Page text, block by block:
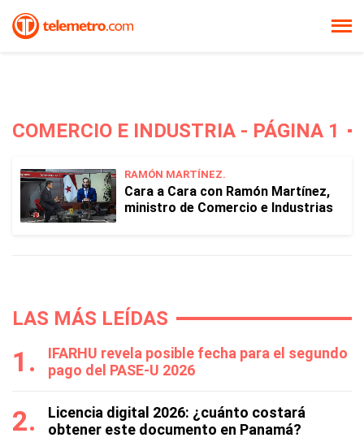
COMERCIO E INDUSTRIA - PÁGINA 1
RAMÓN MARTÍNEZ.
Cara a Cara con Ramón Martínez,
ministro de Comercio e Industrias
LAS MÁS LEÍDAS
IFARHU revela posible fecha para el segundo
pago del PASE-U 2026
Licencia digital 2026: ¿cuánto costará
obtener este documento en Panamá?